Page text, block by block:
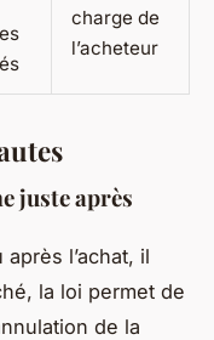
charge de
l’acheteur
juste après
l’achat, il
la loi permet de
de la